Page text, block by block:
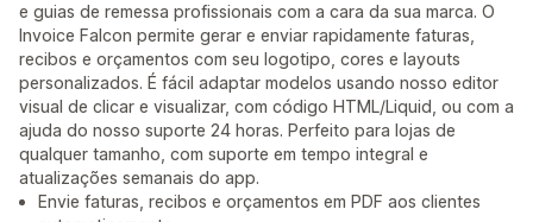
e guias de remessa profissionais com a cara da sua marca. O
Invoice Falcon permite gerar e enviar rapidamente faturas,
recibos e orçamentos com seu logotipo, cores e layouts
personalizados. É fácil adaptar modelos usando nosso editor
visual de clicar e visualizar, com código HTML/Liquid, ou com a
ajuda do nosso suporte 24 horas. Perfeito para lojas de
qualquer tamanho, com suporte em tempo integral e
atualizações semanais do app.
Envie faturas, recibos e orçamentos em PDF aos clientes